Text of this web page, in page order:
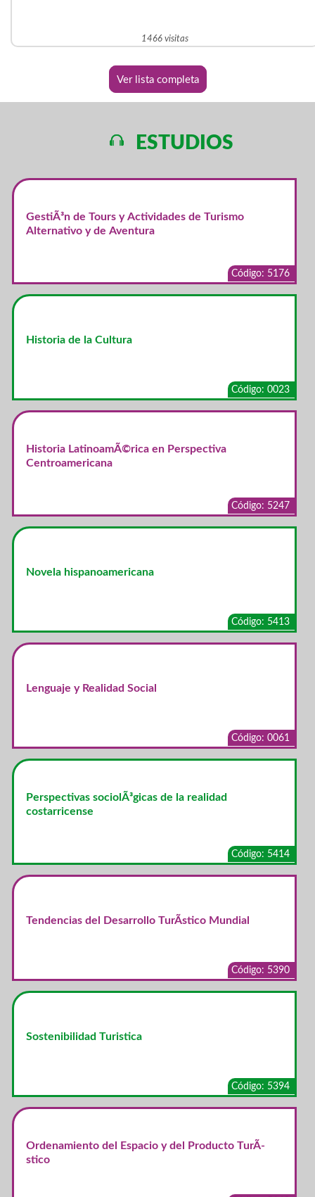
1466 visitas
Ver lista completa
ESTUDIOS
GestiÃ³n de Tours y Actividades de Turismo
Alternativo y de Aventura
Código: 5176
Historia de la Cultura
Código: 0023
Historia LatinoamÃ©rica en Perspectiva
Centroamericana
Código: 5247
Novela hispanoamericana
Código: 5413
Lenguaje y Realidad Social
Código: 0061
Perspectivas sociolÃ³gicas de la realidad
costarricense
Código: 5414
Tendencias del Desarrollo TurÃ­stico Mundial
Código: 5390
Sostenibilidad Turistica
Código: 5394
Ordenamiento del Espacio y del Producto TurÃ­
stico